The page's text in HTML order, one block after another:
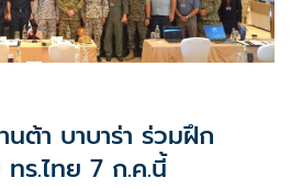
ต้า บาบาร่า ร่วมฝึก
ร.ไทย 7 ก.ค.นี้